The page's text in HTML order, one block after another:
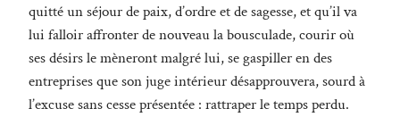
quitté un séjour de paix, d’ordre et de sagesse, et qu’il va
lui falloir affronter de nouveau la bousculade, courir où
ses désirs le mèneront malgré lui, se gaspiller en des
entreprises que son juge intérieur désapprouvera, sourd à
l’excuse sans cesse présentée : rattraper le temps perdu.